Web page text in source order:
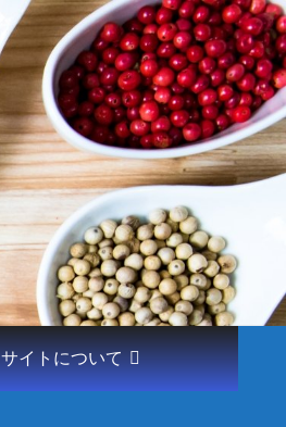
サイトについて